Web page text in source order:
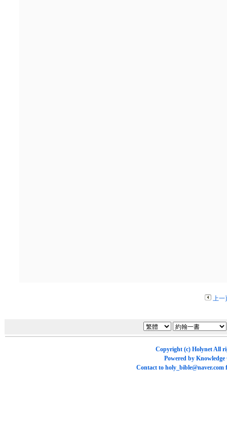
上
Copyright (c) HolynetAll
Powered by Knowledge
Contact to holy_bible@naver.com